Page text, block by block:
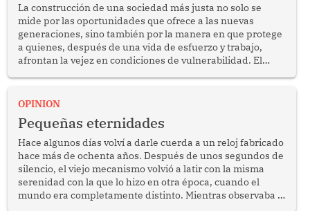
La construcción de una sociedad más justa no solo se
mide por las oportunidades que ofrece a las nuevas
generaciones, sino también por la manera en que protege
a quienes, después de una vida de esfuerzo y trabajo,
afrontan la vejez en condiciones de vulnerabilidad. El
bimestrales el subsidio que reciben los beneficiarios del
reflexionar sobre la importancia de fortalecer las políticas
públicas dirigidas a los adultos mayores en pobreza.
OPINION
Pequeñas eternidades
Hace algunos días volví a darle cuerda a un reloj fabricado
hace más de ochenta años. Después de unos segundos de
silencio, el viejo mecanismo volvió a latir con la misma
serenidad con la que lo hizo en otra época, cuando el
mundo era completamente distinto. Mientras observaba el